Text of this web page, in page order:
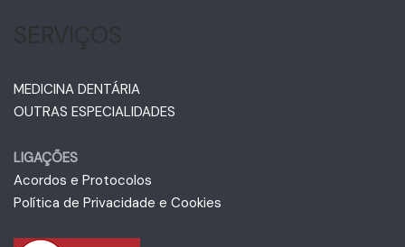
MEDICINA DENTÁRIA
OUTRAS ESPECIALIDADES
LIGAÇÕES
Acordos e Protocolos
Política de Privacidade e Cookies